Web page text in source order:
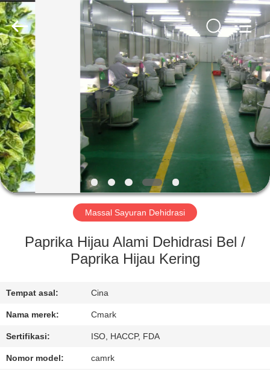
RUMAH
PRODUK
TENTANG
KAMI
TUR
KONTROL
HUBUNGI
KAMI
MARK
FOODS
TRADING
CO.,LTD..
All
Rights
Reserved.
Massal Sayuran Dehidrasi
Paprika Hijau Alami Dehidrasi Bel /
Paprika Hijau Kering
Tempat asal: Cina
Nama merek: Cmark
Sertifikasi: ISO, HACCP, FDA
Nomor model: camrk